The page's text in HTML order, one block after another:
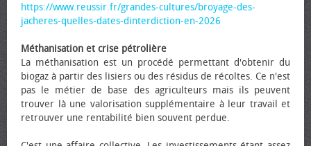
https://www.reussir.fr/grandes-cultures/broyage-des-
jacheres-quelles-dates-dinterdiction-en-2026
Méthanisation et crise pétrolière
La méthanisation est un procédé permettant d'obtenir du
biogaz à partir des lisiers ou des résidus de récoltes. Ce n'est
pas le métier de base des agriculteurs mais ils peuvent
trouver là une valorisation supplémentaire à leur travail et
retrouver une rentabilité bien souvent perdue.